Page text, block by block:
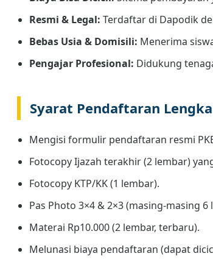
Resmi & Legal: Terdaftar di Dapodik
Bebas Usia & Domisili: Menerima
Pengajar Profesional: Didukung
Syarat Pendaftaran
Mengisi formulir pendaftaran resmi
Fotocopy Ijazah terakhir (2 lembar)
Fotocopy KTP/KK (1 lembar).
Pas Photo 3×4 & 2×3 (masing-masing 6
Materai Rp10.000 (2 lembar, terbaru).
Melunasi biaya pendaftaran (dapat